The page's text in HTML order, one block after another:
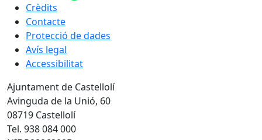
Crèdits
Contacte
Protecció de dades
Avís legal
Accessibilitat
Ajuntament de Castellolí
Avinguda de la Unió, 60
08719 Castellolí
Tel. 938 084 000